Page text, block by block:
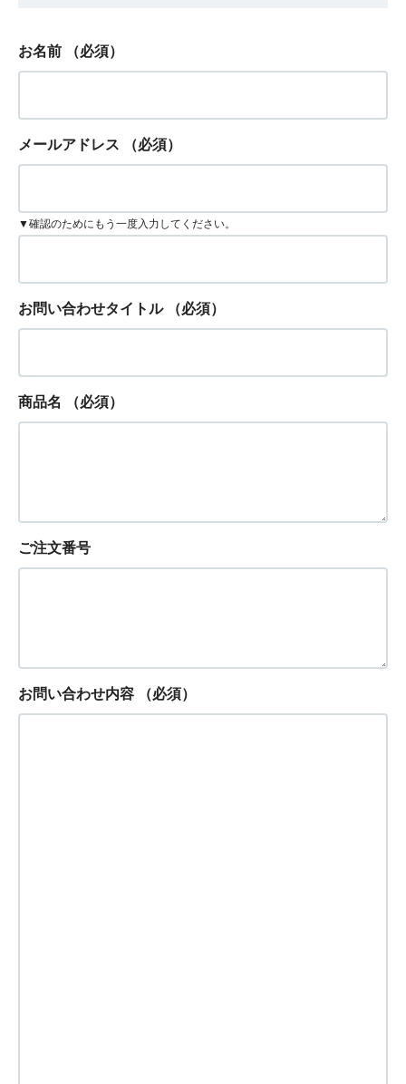
お名前 （必須）
メールアドレス （必須）
▼確認のためにもう一度入力してください。
お問い合わせタイトル （必須）
商品名 （必須）
ご注文番号
お問い合わせ内容 （必須）